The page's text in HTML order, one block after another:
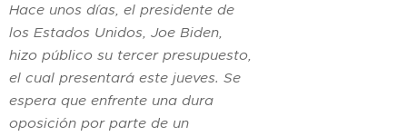
Hace unos días, el presidente de
los Estados Unidos, Joe Biden,
hizo público su tercer presupuesto,
el cual presentará este jueves. Se
espera que enfrente una dura
oposición por parte de un